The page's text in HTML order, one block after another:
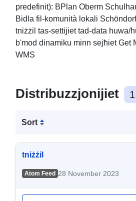
predefinit): BPlan Oberm
Bidla fil-komunità lokali
tniżżil tas-settijiet tad-data huwa/
b'mod dinamiku minn sejħiet Get
WMS
Distribuzzjonijiet 1
Sort
tniżżil
Atom Feed 28 November 2023